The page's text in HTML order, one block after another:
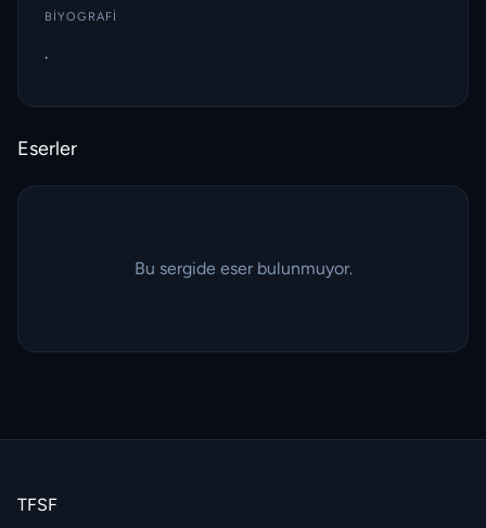
BIYOGRAFI
.
Eserler
Bu sergide eser bulunmuyor.
TFSF